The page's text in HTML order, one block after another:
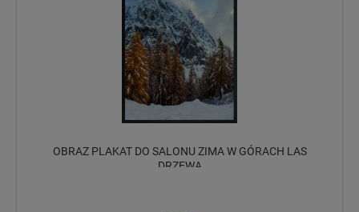
OBRAZ PLAKAT DO SALONU ZIMA W GÓRACH LAS
DRZEWA